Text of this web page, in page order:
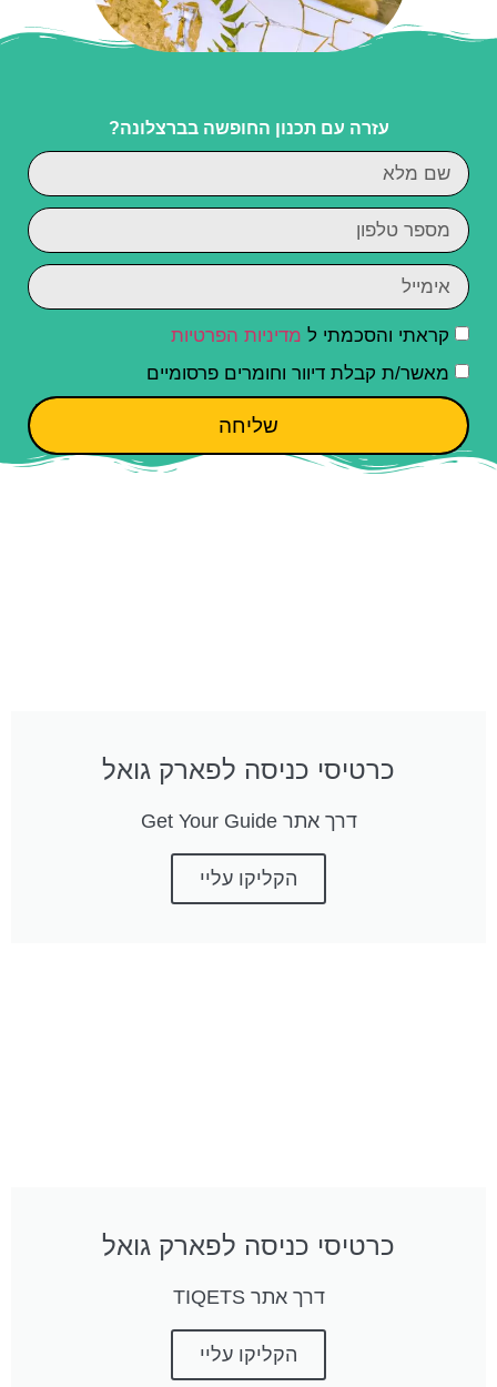
עזרה עם תכנון החופשה בברצלונה?
קראתי והסכמתי ל מדיניות הפרטיות
מאשר/ת קבלת דיוור וחומרים פרסומיים
שליחה
כרטיסי כניסה לפארק גואל
דרך אתר Get Your Guide
הקליקו עליי
כרטיסי כניסה לפארק גואל
דרך אתר TIQETS
הקליקו עליי